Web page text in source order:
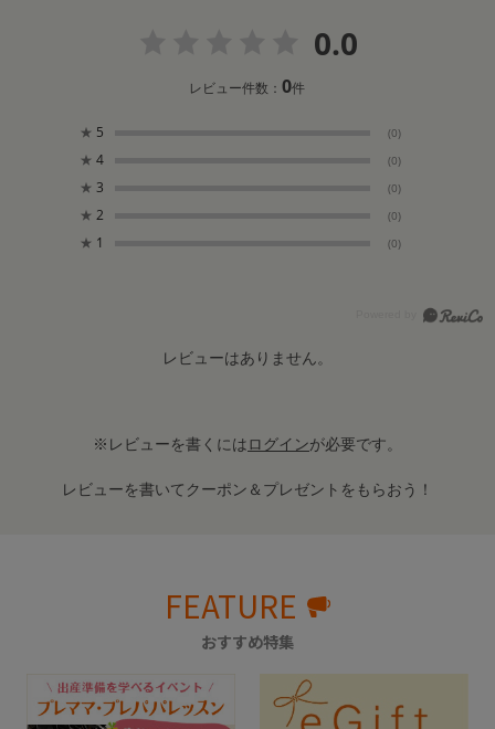
0.0
レビュー件数：0件
★ 5 (0)
★ 4 (0)
★ 3 (0)
★ 2 (0)
★ 1 (0)
レビューはありません。
※レビューを書くにはログインが必要です。
レビューを書いてクーポン＆プレゼントをもらおう！
FEATURE
おすすめ特集